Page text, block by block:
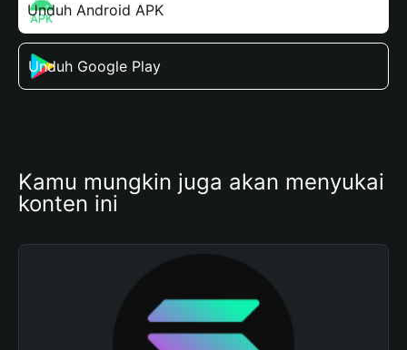
Unduh Android APK
Unduh Google Play
Kamu mungkin juga akan menyukai
konten ini